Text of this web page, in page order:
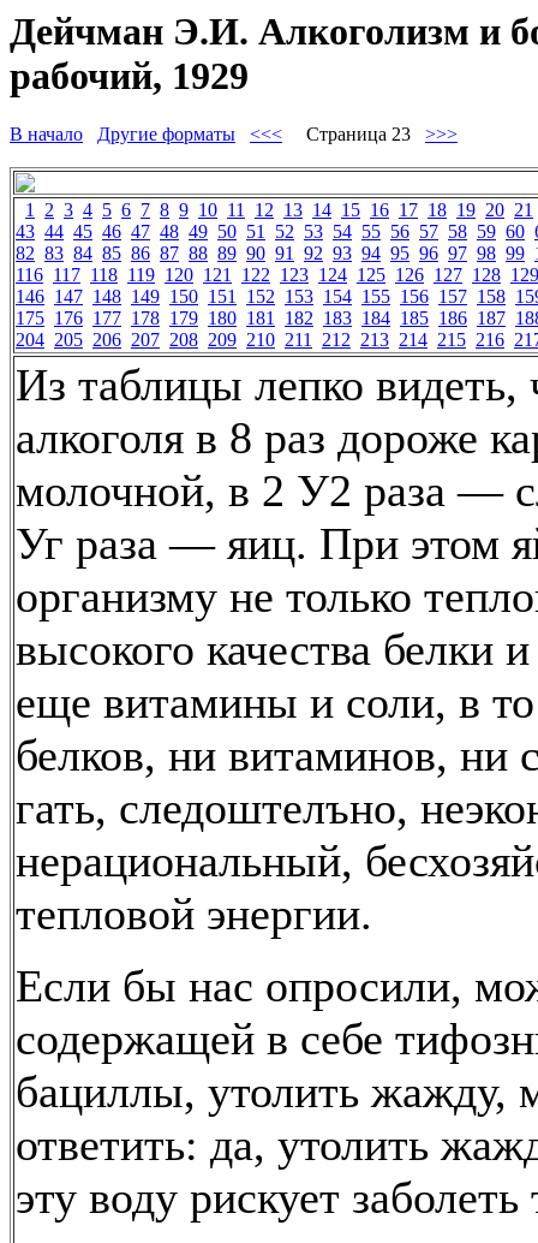
Дейчман Э.И. Алкоголизм и
рабочий, 1929
В начало Другие форматы <<< Страница 23 >>>
1 2 3 4 5 6 7 8 9 10 11 12 13 14 15 16 17 18 19 20 21
43 44 45 46 47 48 49 50 51 52 53 54 55 56 57 58 59 60
82 83 84 85 86 87 88 89 90 91 92 93 94 95 96 97 98 99
116 117 118 119 120 121 122 123 124 125 126 127 128 129
146 147 148 149 150 151 152 153 154 155 156 157 158
175 176 177 178 179 180 181 182 183 184 185 186 187
204 205 206 207 208 209 210 211 212 213 214 215 216
Из таблицы лепко видеть,
алкоголя в 8 раз дороже
молочной, в 2 У2 раза —
Уг раза — яиц. При этом
организму не только
высокого качества белки
еще витамины и соли, в
белков, ни витаминов, ни
гать, следоштелъно,
нерациональный,
тепловой энергии.
Если бы нас опросили,
содержащей в себе
бациллы, утолить
ответить: да, утолить
эту воду рискует